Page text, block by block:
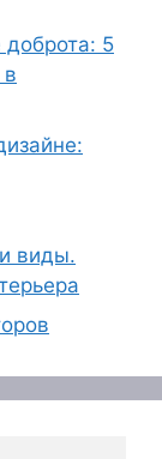
доброта: 5
виды.